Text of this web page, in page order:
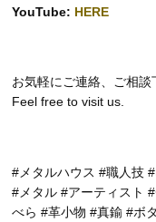
YouTube: HERE
お気軽にご連絡、ご相談
Feel free to visit us.
#メタルハウス #職人技
#メタル #アーティスト
べら #革小物 #真鍮 #ボ